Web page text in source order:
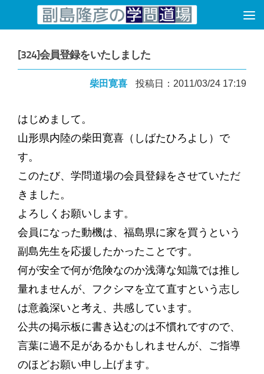
コンテンツへスキップ
[324]会員登録をいたしました
柴田寛喜 投稿日：2011/03/24 17:19
はじめまして。
山形県内陸の柴田寛喜（しばたひろよし）で
す。
このたび、学問道場の会員登録をさせていただ
きました。
よろしくお願いします。
会員になった動機は、福島県に家を買うという
副島先生を応援したかったことです。
何が安全で何が危険なのか浅薄な知識では推し
量れませんが、フクシマを立て直すという志し
は意義深いと考え、共感しています。
公共の掲示板に書き込むのは不慣れですので、
言葉に過不足があるかもしれませんが、ご指導
のほどお願い申し上げます。